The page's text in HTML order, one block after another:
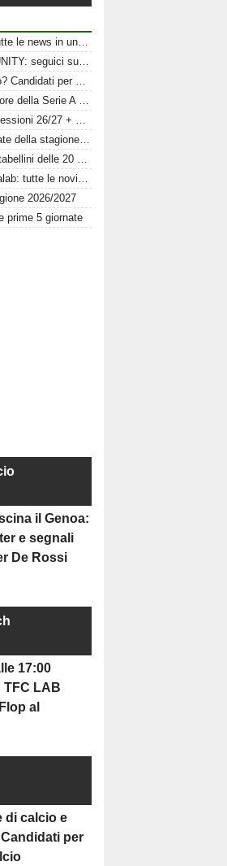
Tuttofantacalcio è su WhatsApp: tutte le news in un click
Tuttofantacalcio, la nostra COMMUNITY: seguici sui nostri canali social
Vuoi scrivere di calcio e fantacalcio? Candidati per Tuttofantacalcio
Fantacalcio, tutte le schede Giocatore della Serie A 26-27
Calciomercato Serie A: acquisti e cessioni 26/27 + schede al fantacalcio
Serie A, il calendario delle 38 giornate della stagione 2026-2027
Amichevoli Serie A, il calendario e tabellini delle 20 squadre
Fantacalcio, è uscito il nuovo Fantalab: tutte le novità 2026-2027
2026/2027
prime 5 giornate
il Genoa:
e segnali
De Rossi
17:00
TFC LAB
al
di calcio e
per